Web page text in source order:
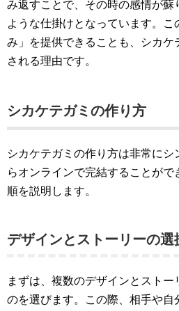
み返すことで、その時の感情が蘇
ような仕掛けとなっています。こ
み」を提供できることも、シカケ
される理由です。
シカケテガミの作り方
シカケテガミの作り方は非常に
らオンラインで完結することが
順を説明します。
デザインとストーリーの選
まずは、複数のデザインとストー
のを選びます。この際、相手や自